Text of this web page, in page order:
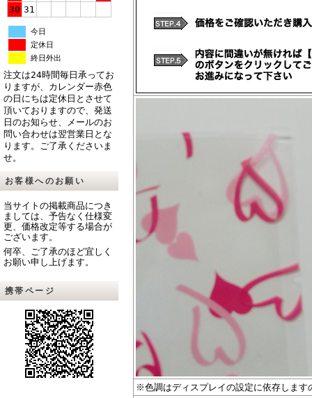
30 31
今日
定休日
終日外出
注文は24時間毎日承ってお
りますが、カレンダー赤色
の日にちは定休日とさせて
頂いておりますので、発送
日のお知らせ、メールのお
問い合わせは翌営業日とな
ります。ご了承くださいま
せ。
お客様へのお願い
当サイトの掲載商品につき
ましては、予告なく仕様変
更、価格改定等する場合が
ございます。
何卒、ご了承のほど宜しく
お願い申し上げます。
携帯ページ
※色調はディスプレイの設定に依存しま